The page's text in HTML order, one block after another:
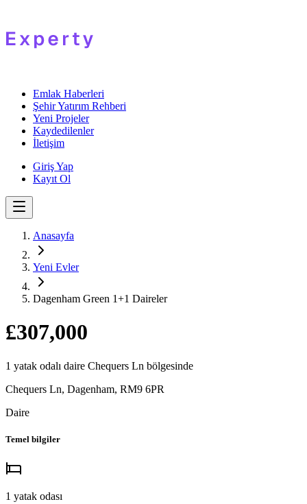
Emlak Haberleri
Şehir Yatırım Rehberi
Yeni Projeler
Kaydedilenler
İletişim
Giriş Yap
Kayıt Ol
Anasayfa
Yeni Evler
Dagenham Green 1+1 Daireler
£307,000
1 yatak odalı daire Chequers Ln bölgesinde
Chequers Ln, Dagenham, RM9 6PR
Daire
Temel bilgiler
1 yatak odası